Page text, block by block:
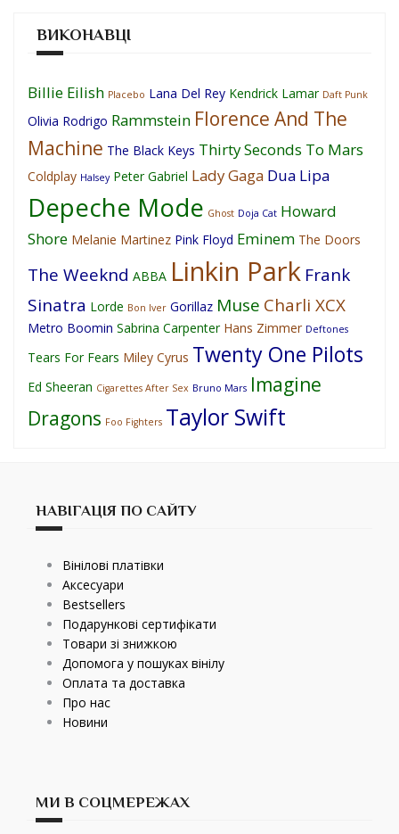
ВИКОНАВЦІ
Billie Eilish Placebo Lana Del Rey Kendrick Lamar Daft Punk
Olivia Rodrigo Rammstein Florence And The
Machine The Black Keys Thirty Seconds To Mars
Coldplay Halsey Peter Gabriel Lady Gaga Dua Lipa
Depeche Mode Ghost Doja Cat Howard
Shore Melanie Martinez Pink Floyd Eminem The Doors
The Weeknd ABBA Linkin Park Frank
Sinatra Lorde Bon Iver Gorillaz Muse Charli XCX
Metro Boomin Sabrina Carpenter Hans Zimmer Deftones
Tears For Fears Miley Cyrus Twenty One Pilots
Ed Sheeran Cigarettes After Sex Bruno Mars Imagine
Dragons Foo Fighters Taylor Swift
НАВІГАЦІЯ ПО САЙТУ
Вінілові платівки
Аксесуари
Bestsellers
Подарункові сертифікати
Товари зі знижкою
Допомога у пошуках вінілу
Оплата та доставка
Про нас
Новини
МИ В СОЦМЕРЕЖАХ